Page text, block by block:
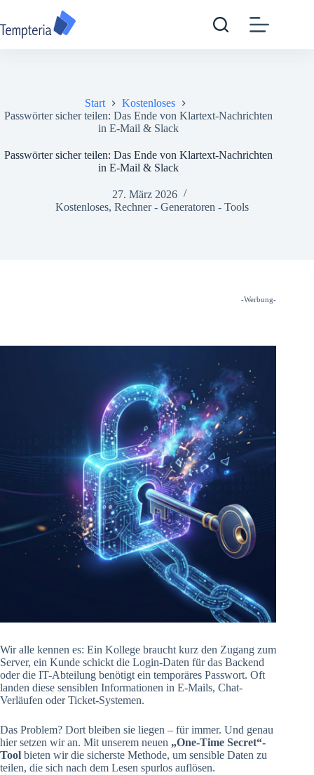
springen
Start
Kostenloses
Passwörter sicher teilen: Das Ende von Klartext-Nachrichten
in E-Mail & Slack
Passwörter sicher teilen: Das Ende von Klartext-Nachrichten
in E-Mail & Slack
27. März 2026
Kostenloses,Rechner - Generatoren - Tools
-Werbung-
Wir alle kennen es: Ein Kollege braucht kurz den Zugang zum
Server, ein Kunde schickt die Login-Daten für das Backend
oder die IT-Abteilung benötigt ein temporäres Passwort. Oft
landen diese sensiblen Informationen in E-Mails, Chat-
Verläufen oder Ticket-Systemen.
Das Problem? Dort bleiben sie liegen – für immer. Und genau
hier setzen wir an. Mit unserem neuen „One-Time Secret“-
Tool bieten wir die sicherste Methode, um sensible Daten zu
teilen, die sich nach dem Lesen spurlos auflösen.